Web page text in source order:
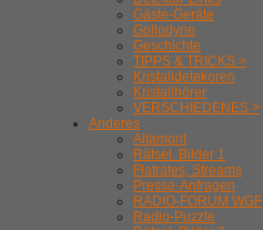
Gäste-Geräte
Gollodyne
Geschichte
TIPPS & TRICKS >
Kristalldetekoren
Kristallhörer
VERSCHIEDENES >
Anderes
Altamont
Rätsel. Bilder 1
Flatrates, Streams
Presse-Anfragen
RADIO-FORUM WGF
Radio-Puzzle